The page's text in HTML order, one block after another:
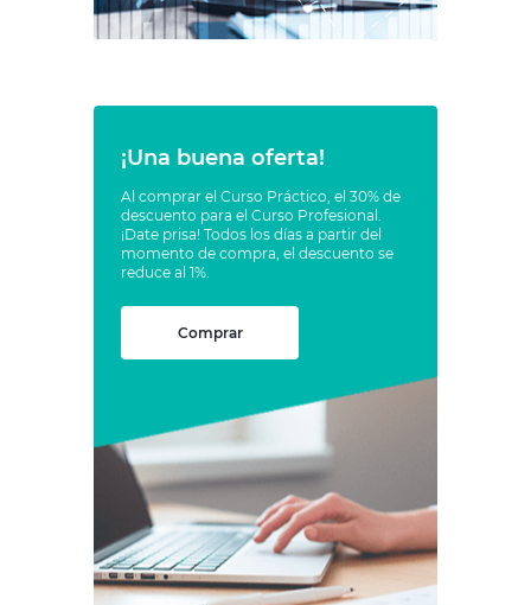
¡Una buena oferta!
Al comprar el Curso Práctico, el 30% de
descuento para el Curso Profesional.
¡Date prisa! Todos los días a partir del
momento de compra, el descuento se
reduce al 1%.
Comprar